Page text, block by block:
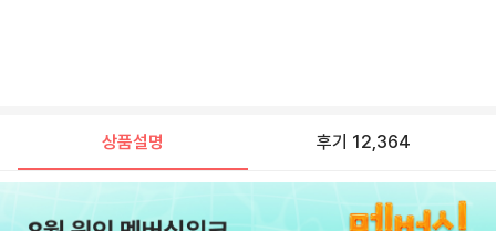
상품설명 후기 12,364